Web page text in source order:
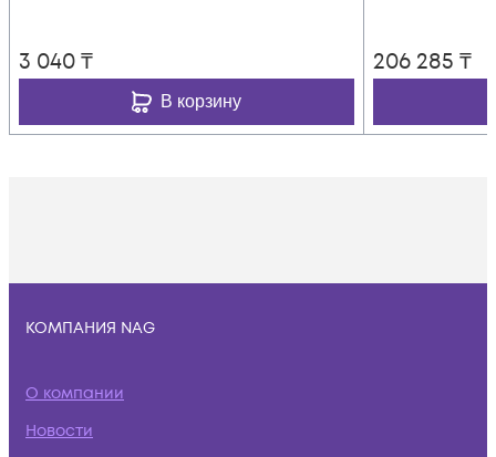
3 040₸
В корзину
206 285 ₸
КОМПАНИЯ NAG
О компании
Новости